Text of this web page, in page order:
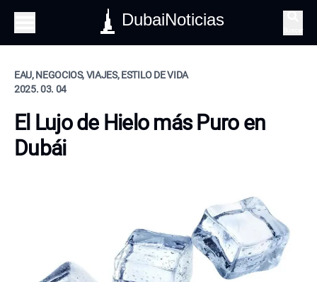
DubaiNoticias
EAU, NEGOCIOS, VIAJES, ESTILO DE VIDA
2025. 03. 04
El Lujo de Hielo más Puro en
Dubái